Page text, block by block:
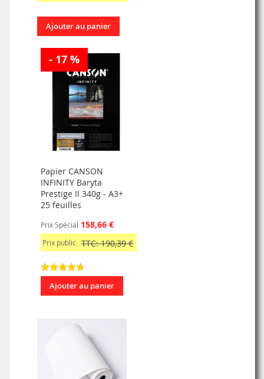
Ajouter au panier
- 17 %
Papier CANSON
INFINITY Baryta
Prestige II 340g - A3+
25 feuilles
Prix Spécial 158,66 €
Prix public TTC: 190,39 €
Ajouter au panier